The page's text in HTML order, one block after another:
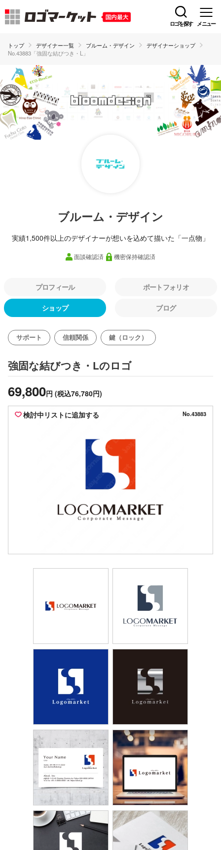
ロゴを探す メニュー
トップ デザイナー一覧 ブルーム・デザイン
デザイナーショップ
No.43883「強固な結びつき・L」
ブルーム・デザイン
実績1,500件以上のデザイナーが想いを込めて描いた「一点物」
面談確認済 機密保持確認済
プロフィール ポートフォリオ
ショップ ブログ
サポート 信頼関係 鍵（ロック）
強固な結びつき・Lのロゴ
69,800円 (税込76,780円)
検討中リストに追加する No.43883